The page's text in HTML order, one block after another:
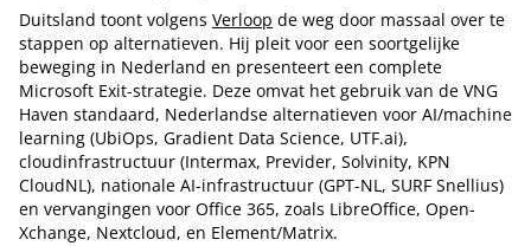
Duitsland toont volgens Verloop de weg door massaal over te
stappen op alternatieven. Hij pleit voor een soortgelijke
beweging in Nederland en presenteert een complete
Microsoft Exit-strategie. Deze omvat het gebruik van de VNG
Haven standaard, Nederlandse alternatieven voor AI/machine
learning (UbiOps, Gradient Data Science, UTF.ai),
cloudinfrastructuur (Intermax, Previder, Solvinity, KPN
CloudNL), nationale AI-infrastructuur (GPT-NL, SURF Snellius)
en vervangingen voor Office 365, zoals LibreOffice, Open-
Xchange, Nextcloud, en Element/Matrix.